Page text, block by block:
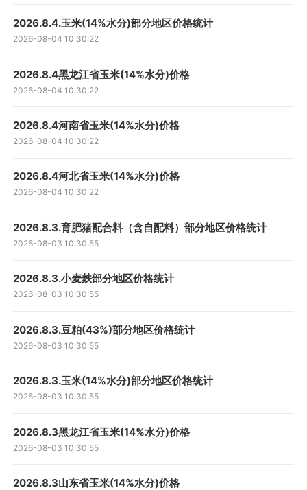
2026.8.4.玉米(14%水分)部分地区价格统计
2026-08-04 10:30:22
2026.8.4黑龙江省玉米(14%水分)价格
2026-08-04 10:30:22
2026.8.4河南省玉米(14%水分)价格
2026-08-04 10:30:22
2026.8.4河北省玉米(14%水分)价格
2026-08-04 10:30:22
2026.8.3.育肥猪配合料（含自配料）部分地区价格统计
2026-08-03 10:30:55
2026.8.3.小麦麸部分地区价格统计
2026-08-03 10:30:55
2026.8.3.豆粕(43%)部分地区价格统计
2026-08-03 10:30:55
2026.8.3.玉米(14%水分)部分地区价格统计
2026-08-03 10:30:55
2026.8.3黑龙江省玉米(14%水分)价格
2026-08-03 10:30:55
2026.8.3山东省玉米(14%水分)价格